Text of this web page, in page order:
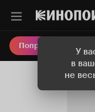
У
в
не
Попробовать Плюс